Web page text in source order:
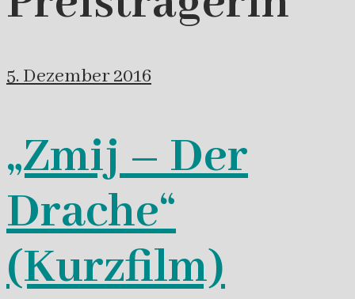
5. Dezember 2016
„Zmij – Der
Drache“
(Kurzfilm)